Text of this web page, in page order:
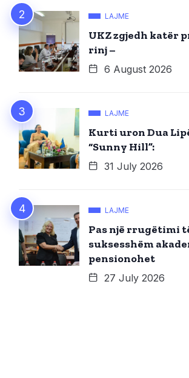
LAJME
UKZ zgjedh katër
rinj –
6 August 2026
LAJME
Kurti uron Dua
“Sunny Hill”:
31 July 2026
LAJME
Pas një rrugëtimi
suksesshëm
pensionohet
27 July 2026